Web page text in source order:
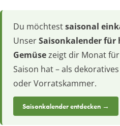
Du möchtestsaisonal
UnserSaisonkalender für
Gemüsezeigt dir Monat
Saison hat – als
oder Vorratskammer.
Saisonkalender entdecken →